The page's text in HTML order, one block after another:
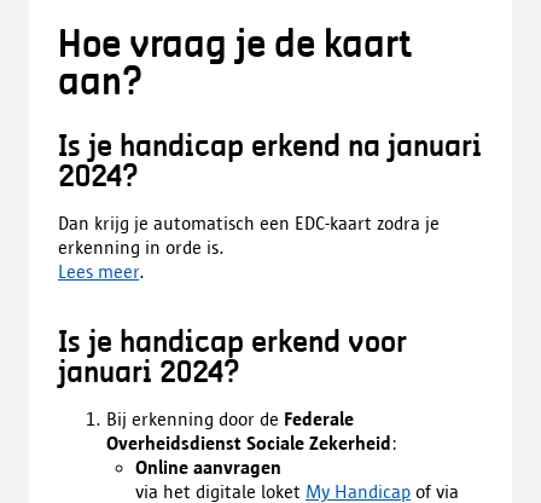
Hoe vraag je de kaart
aan?
Is je handicap erkend na januari
2024?
Dan krijg je automatisch een EDC-kaart zodra je
erkenning in orde is.
Lees meer.
Is je handicap erkend voor
januari 2024?
Bij erkenning door de Federale
Overheidsdienst Sociale Zekerheid :
Online aanvragen
via het digitale loket My Handicap of via